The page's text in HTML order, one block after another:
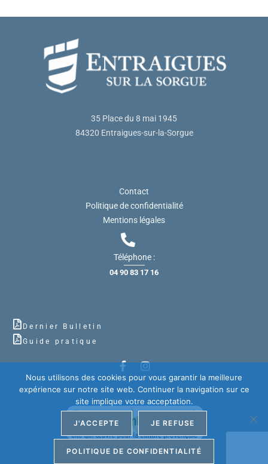
35 Place du 8 mai 1945
84320 Entraigues-sur-la-Sorgue
Contact
Politique de confidentialité
Mentions légales
Téléphone :
04 90 83 17 16
Dernier Bulletin
Guide pratique
Nous utilisons des cookies pour vous garantir la meilleure
expérience sur notre site web. Continuer la navigation sur ce
site implique votre acceptation.
J'ACCEPTE JE REFUSE
POLITIQUE DE CONFIDENTIALITÉ